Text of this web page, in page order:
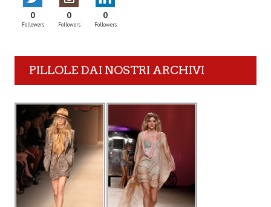
0
Followers
0
Followers
0
Followers
PILLOLE DAI NOSTRI ARCHIVI